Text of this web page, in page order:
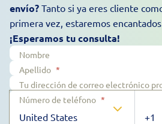
envío? Tanto si ya eres cliente
primera vez, estaremos
¡Esperamos tu consulta!
Nombre
Apellido *
Tu dirección de correo electrónico
Número de teléfono *